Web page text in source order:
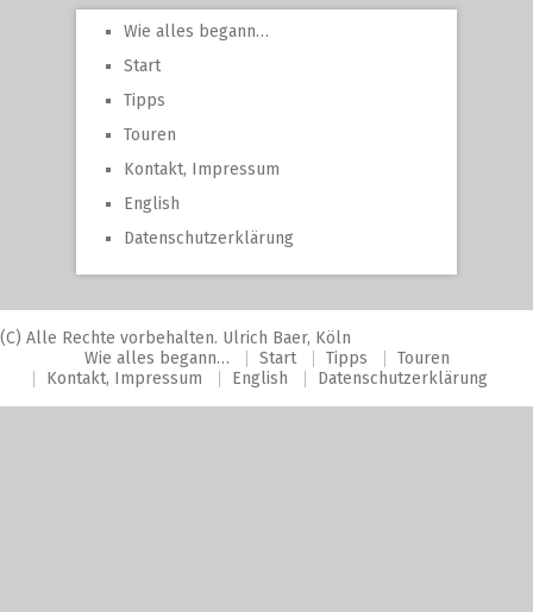
Wie alles begann…
Start
Tipps
Touren
Kontakt, Impressum
English
Datenschutzerklärung
(C) Alle Rechte vorbehalten. Ulrich Baer, Köln
Wie alles begann…
Start Tipps
Touren
Kontakt, Impressum
English Datenschutzerklärung